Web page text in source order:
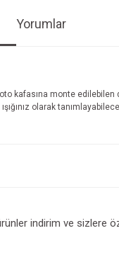
Yorumlar
kafasına monte
olarak
indirim ve sizlere